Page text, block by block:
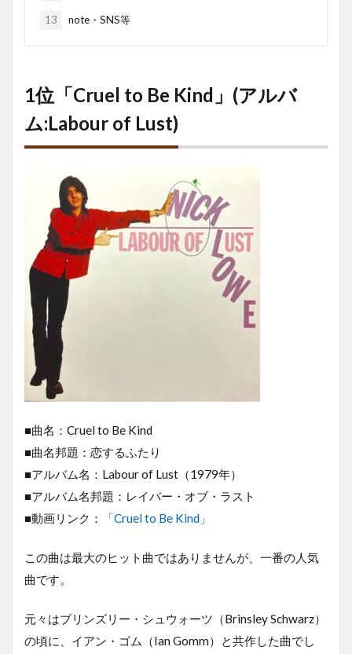
13 note・SNS等
1位「Cruel to Be Kind」(アルバ
ム:Labour of Lust)
■曲名：Cruel to Be Kind
■曲名邦題：恋するふたり
■アルバム名：Labour of Lust（1979年）
■アルバム名邦題：レイバー・オブ・ラスト
■動画リンク：
「Cruel to Be Kind」
この曲は最大のヒット曲ではありませんが、一番の人気
曲です。
元々はブリンズリー・シュウォーツ（Brinsley Schwarz）
の頃に、イアン・ゴム（Ian Gomm）と共作した曲でし